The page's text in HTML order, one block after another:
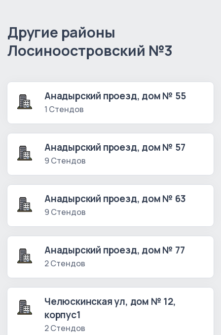
Другие районы
Лосиноостровский №3
Анадырский проезд, дом № 55
1 Стендов
Анадырский проезд, дом № 57
9 Стендов
Анадырский проезд, дом № 63
9 Стендов
Анадырский проезд, дом № 77
2 Стендов
Челюскинская ул, дом № 12,
корпус1
2 Стендов